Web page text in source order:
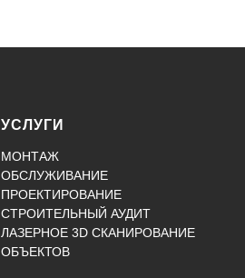
УСЛУГИ
МОНТАЖ
ОБСЛУЖИВАНИЕ
ПРОЕКТИРОВАНИЕ
СТРОИТЕЛЬНЫЙ АУДИТ
ЛАЗЕРНОЕ 3D СКАНИРОВАНИЕ
ОБЪЕКТОВ